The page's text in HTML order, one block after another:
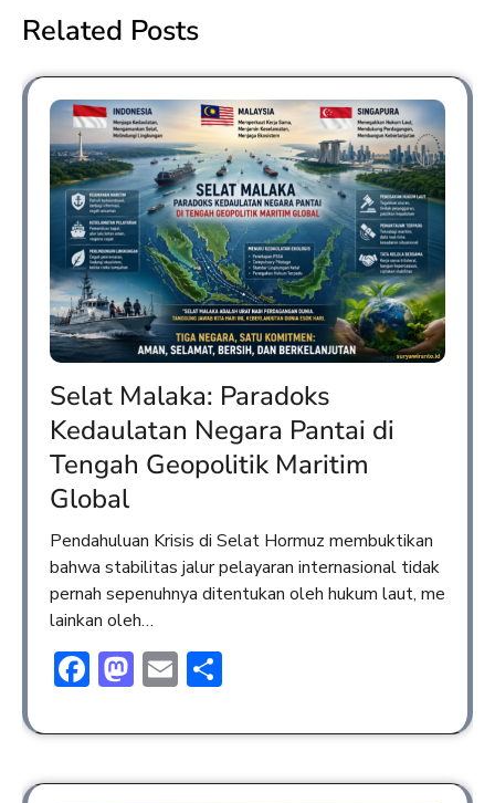
Related Posts
Selat Malaka: Paradoks
Kedaulatan Negara Pantai di
Tengah Geopolitik Maritim
Global
Pendahuluan Krisis di Selat Hormuz membuktikan
bahwa stabilitas jalur pelayaran internasional tidak
pernah sepenuhnya ditentukan oleh hukum laut, me
lainkan oleh…
Facebook
Mastodon
Email